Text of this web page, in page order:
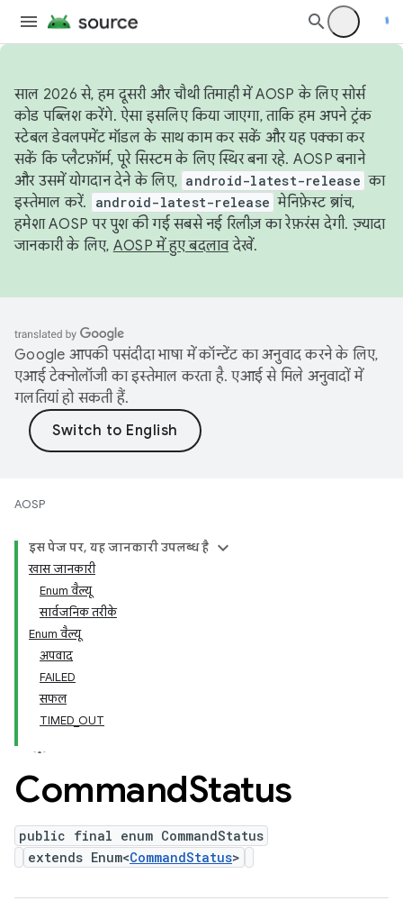
साल 2026 से, हम दूसरी और चौथी तिमाही में AOSP के लिए सोर्स
कोड पब्लिश करेंगे. ऐसा इसलिए किया जाएगा, ताकि हम अपने ट्रंक
स्टेबल डेवलपमेंट मॉडल के साथ काम कर सकें और यह पक्का कर
सकें कि प्लैटफ़ॉर्म, पूरे सिस्टम के लिए स्थिर बना रहे. AOSP बनाने
और उसमें योगदान देने के लिए, android-latest-release का
इस्तेमाल करें.
android-latest-release मेनिफ़ेस्ट ब्रांच,
हमेशा AOSP पर पुश की गई सबसे नई रिलीज़ का रेफ़रंस देगी. ज़्यादा
जानकारी के लिए, AOSP में हुए बदलावदेखें.
Google आपकी पसंदीदा भाषा में कॉन्टेंट का अनुवाद करने के लिए,
एआई टेक्नोलॉजी का इस्तेमाल करता है. एआई से मिले अनुवादों में
गलतियां हो सकती हैं.
AOSP
इस पेज पर, यह जानकारी उपलब्ध है
खास जानकारी
Enum वैल्यू
सार्वजनिक तरीके
Enum वैल्यू
अपवाद
FAILED
सफल
TIMED_OUT
CommandStatus
public final enum CommandStatus
extends Enum<CommandStatus>